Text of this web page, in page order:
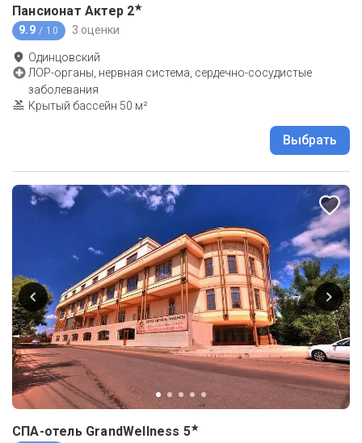
Пансионат Актер 2★
9.9 / 10 3 оценки
Одинцовский
ЛОР-органы, нервная система, сердечно-сосудистые
заболевания
Крытый бассейн 50 м²
Выбрать
СПА-отель GrandWellness 5★